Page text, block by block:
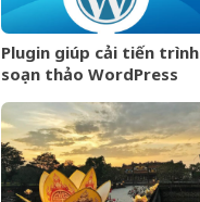
Plugin giúp cải tiến trình
soạn thảo WordPress